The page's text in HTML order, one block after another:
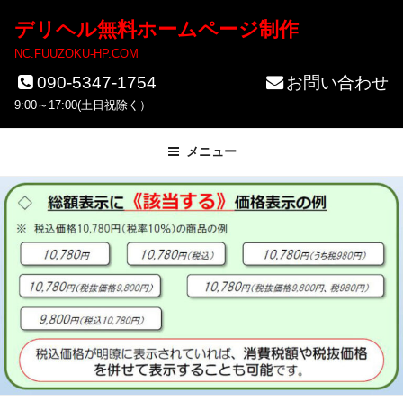
ツ
ス
デリヘル無料ホームページ制作
NC.FUUZOKU-HP.COM
090-5347-1754
9:00～17:00(土日祝除く）
お問い合わせ
メニュー